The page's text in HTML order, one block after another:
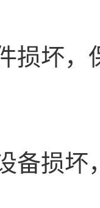
损坏，
备损